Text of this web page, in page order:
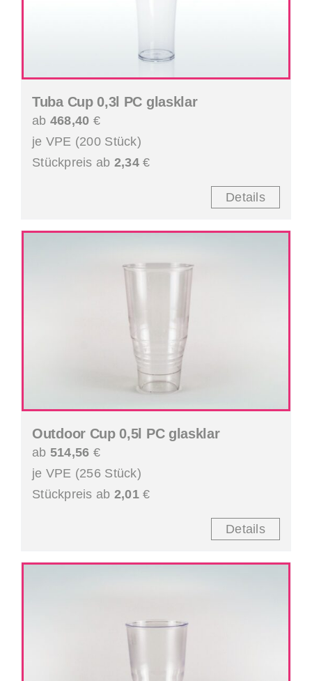
Tuba Cup 0,3l PC glasklar
ab 468,40 €
je VPE (200 Stück)
Stückpreis ab 2,34€
Details
Outdoor Cup 0,5l PC glasklar
ab 514,56 €
je VPE (256 Stück)
Stückpreis ab 2,01€
Details